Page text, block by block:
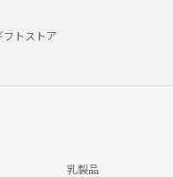
フトストア
乳製品